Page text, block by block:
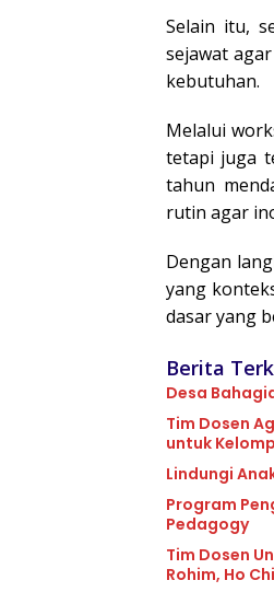
Selain itu,
sejawat
kebutuhan.
Melalui
tetapi juga
tahun
rutin agar
Dengan
yang
dasar yang
Berita
Desa
Tim Dosen
untuk
Lindungi
Program
Pedagogy
Tim Dosen
Rohim, Ho